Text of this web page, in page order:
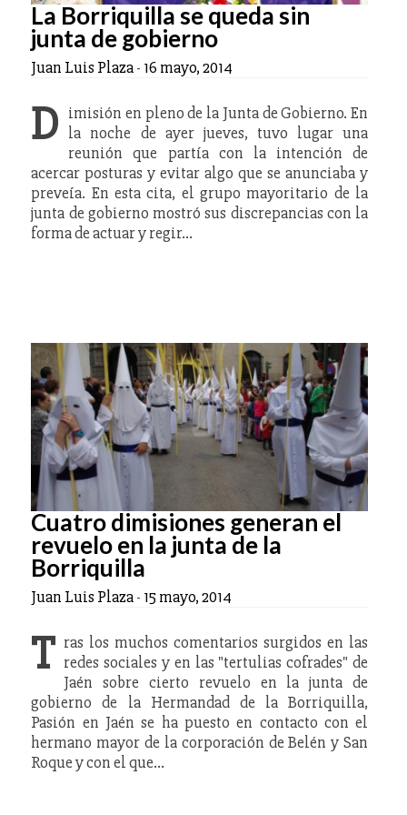
La Borriquilla se queda sin
junta de gobierno
Juan Luis Plaza- 16 mayo, 2014
D imisión en pleno de la Junta de Gobierno. En
la noche de ayer jueves, tuvo lugar una
reunión que partía con la intención de
acercar posturas y evitar algo que se anunciaba y
preveía. En esta cita, el grupo mayoritario de la
junta de gobierno mostró sus discrepancias con la
forma de actuar y regir…
Cuatro dimisiones generan el
revuelo en la junta de la
Borriquilla
Juan Luis Plaza- 15 mayo, 2014
T ras los muchos comentarios surgidos en las
redes sociales y en las "tertulias cofrades" de
Jaén sobre cierto revuelo en la junta de
gobierno de la Hermandad de la Borriquilla,
Pasión en Jaén se ha puesto en contacto con el
hermano mayor de la corporación de Belén y San
Roque y con el que…